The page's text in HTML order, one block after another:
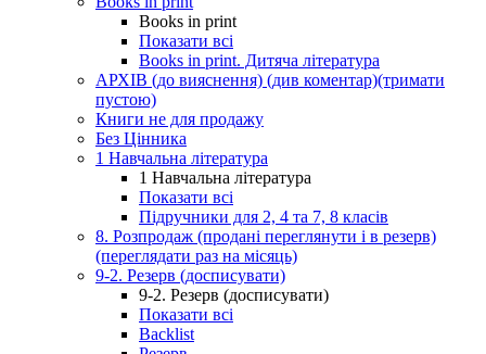
Books in print
Показати всі
Books in print. Дитяча література
АРХІВ (до вияснення) (див коментар)(тримати
пустою)
Книги не для продажу
Без Цінника
1 Навчальна література
1 Навчальна література
Показати всі
Підручники для 2, 4 та 7, 8 класів
8. Розпродаж (продані переглянути і в резерв)
(переглядати раз на місяць)
9-2. Резерв (досписувати)
9-2. Резерв (досписувати)
Показати всі
Backlist